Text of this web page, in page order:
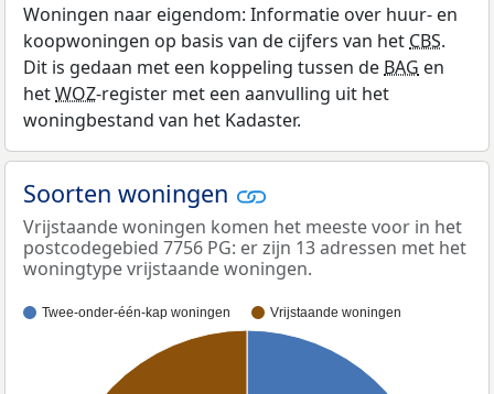
Woningen naar eigendom: Informatie over huur- en
koopwoningen op basis van de cijfers van het CBS.
Dit is gedaan met een koppeling tussen de BAG en
hetWOZ-register met een aanvulling uit het
woningbestand van het Kadaster.
Soorten woningen
Vrijstaande woningen komen het meeste voor in het
postcodegebied 7756 PG: er zijn 13 adressen met het
woningtype vrijstaande woningen.
Twee-onder-één-kap woningen Vrijstaande woningen